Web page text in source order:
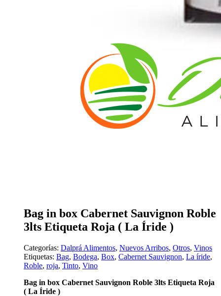
Bag in box Cabernet Sauvignon Roble
3lts Etiqueta Roja ( La Íride )
Categorías: Dalprá Alimentos, Nuevos Arribos, Otros, Vinos
Etiquetas: Bag, Bodega, Box, Cabernet Sauvignon, La íride,
Roble, roja, Tinto, Vino
Bag in box Cabernet Sauvignon Roble 3lts Etiqueta Roja
( La Íride )